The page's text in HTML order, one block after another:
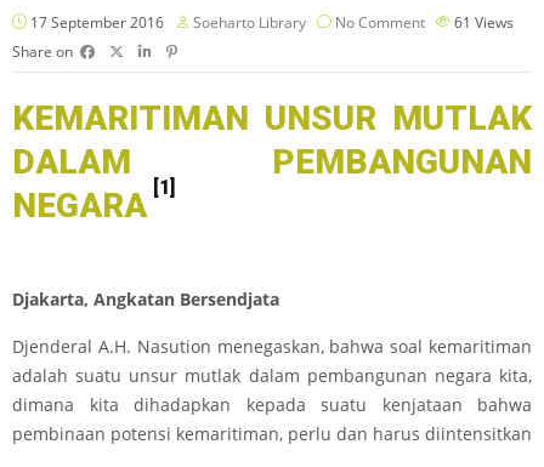
17 September 2016 Soeharto Library No Comment 61 Views
Share on
KEMARITIMAN UNSUR MUTLAK
DALAM PEMBANGUNAN
NEGARA [1]
Djakarta, Angkatan Bersendjata
Djenderal A.H. Nasution menegaskan, bahwa soal kemaritiman
adalah suatu unsur mutlak dalam pembangunan negara kita,
dimana kita dihadapkan kepada suatu kenjataan bahwa
pembinaan potensi kemaritiman, perlu dan harus diintensitkan